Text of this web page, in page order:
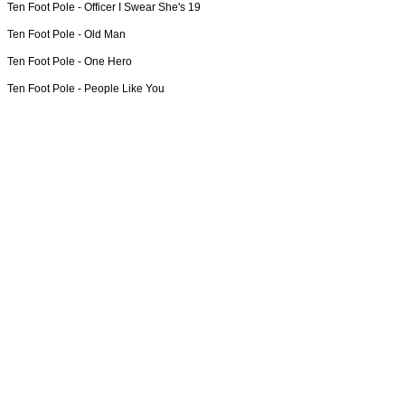
Ten Foot Pole - Officer I Swear She's 19
Ten Foot Pole - Old Man
Ten Foot Pole - One Hero
Ten Foot Pole - People Like You